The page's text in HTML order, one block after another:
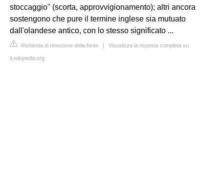
stoccaggio" (scorta, approvvigionamento); altri ancora
sostengono che pure il termine inglese sia mutuato
dall'olandese antico, con lo stesso significato ...
Richiesta di rimozione della fonte | Visualizza la risposta completa su
it.wikipedia.org